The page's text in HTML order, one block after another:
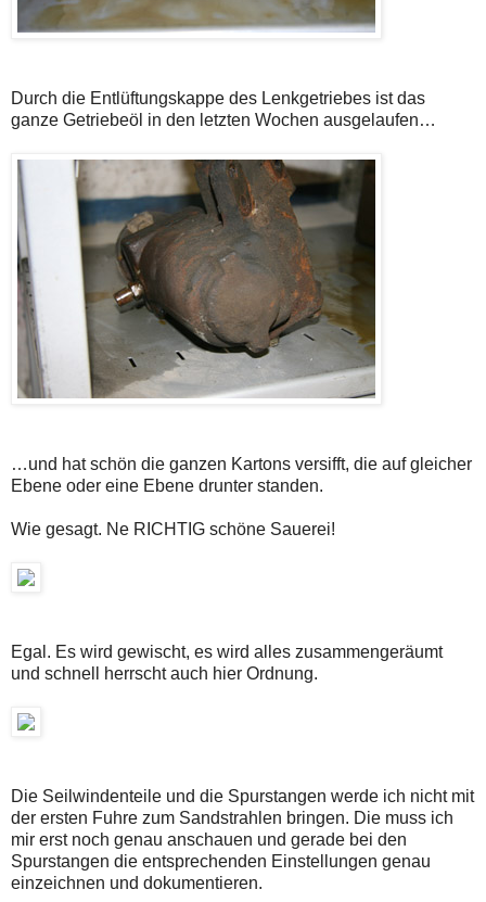
Durch die Entlüftungskappe des Lenkgetriebes ist das
ganze Getriebeöl in den letzten Wochen ausgelaufen…
…und hat schön die ganzen Kartons versifft, die auf gleicher
Ebene oder eine Ebene drunter standen.
Wie gesagt. Ne RICHTIG schöne Sauerei!
Egal. Es wird gewischt, es wird alles zusammengeräumt
und schnell herrscht auch hier Ordnung.
Die Seilwindenteile und die Spurstangen werde ich nicht mit
der ersten Fuhre zum Sandstrahlen bringen. Die muss ich
mir erst noch genau anschauen und gerade bei den
Spurstangen die entsprechenden Einstellungen genau
einzeichnen und dokumentieren.